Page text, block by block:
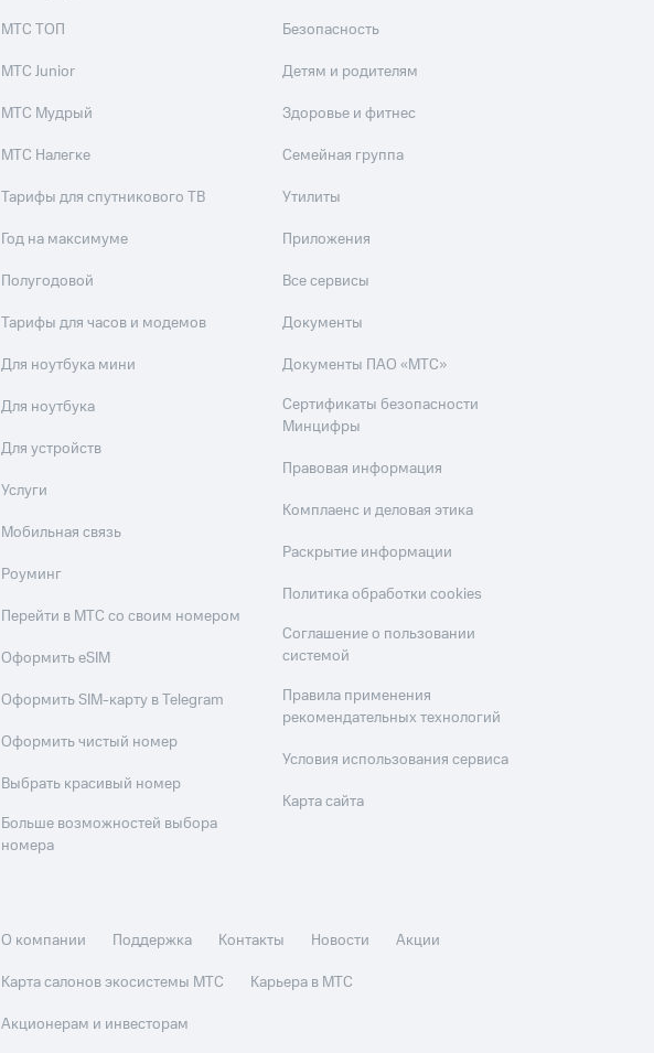
МТС ТОП
МТС Junior
МТС Мудрый
МТС Налегке
Тарифы для спутникового ТВ
Год на максимуме
Полугодовой
Тарифы для часов и модемов
Для ноутбука мини
Для ноутбука
Для устройств
Услуги
Мобильная связь
Роуминг
Перейти в МТС со своим номером
Оформить eSIM
Оформить SIM-карту в Telegram
Оформить чистый номер
Выбрать красивый номер
Больше возможностей выбора
номера
Безопасность
Детям и родителям
Здоровье и фитнес
Семейная группа
Утилиты
Приложения
Все сервисы
Документы
Документы ПАО «МТС»
Сертификаты безопасности
Минцифры
Правовая информация
Комплаенс и деловая этика
Раскрытие информации
Политика обработки cookies
Соглашение о пользовании
системой
Правила применения
рекомендательных технологий
Условия использования сервиса
Карта сайта
О компании Поддержка Контакты Новости
Акции
Карта салонов экосистемы МТС
Карьера в МТС
Акционерам и инвесторам